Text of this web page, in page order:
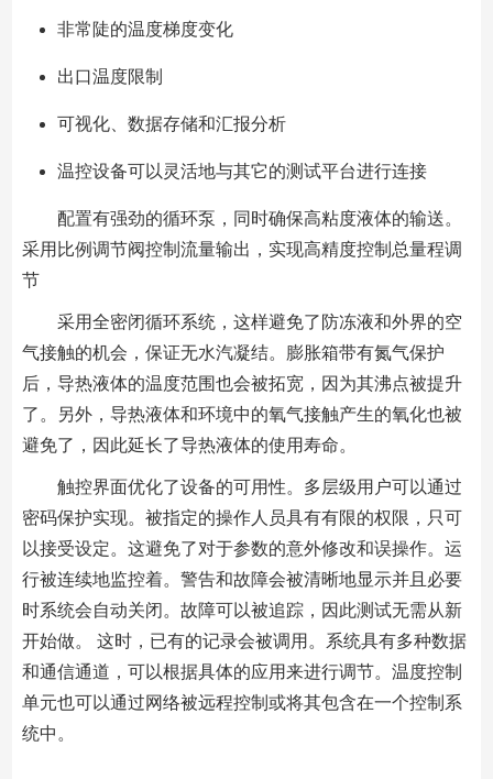
非常陡的温度梯度变化
出口温度限制
可视化、数据存储和汇报分析
温控设备可以灵活地与其它的测试平台进行连接
配置有强劲的循环泵，同时确保高粘度液体的输送。
采用比例调节阀控制流量输出，实现高精度控制总量程调
节
采用全密闭循环系统，这样避免了防冻液和外界的空
气接触的机会，保证无水汽凝结。膨胀箱带有氮气保护
后，导热液体的温度范围也会被拓宽，因为其沸点被提升
了。另外，导热液体和环境中的氧气接触产生的氧化也被
避免了，因此延长了导热液体的使用寿命。
触控界面优化了设备的可用性。多层级用户可以通过
密码保护实现。被指定的操作人员具有有限的权限，只可
以接受设定。这避免了对于参数的意外修改和误操作。运
行被连续地监控着。警告和故障会被清晰地显示并且必要
时系统会自动关闭。故障可以被追踪，因此测试无需从新
开始做。 这时，已有的记录会被调用。系统具有多种数据
和通信通道，可以根据具体的应用来进行调节。温度控制
单元也可以通过网络被远程控制或将其包含在一个控制系
统中。